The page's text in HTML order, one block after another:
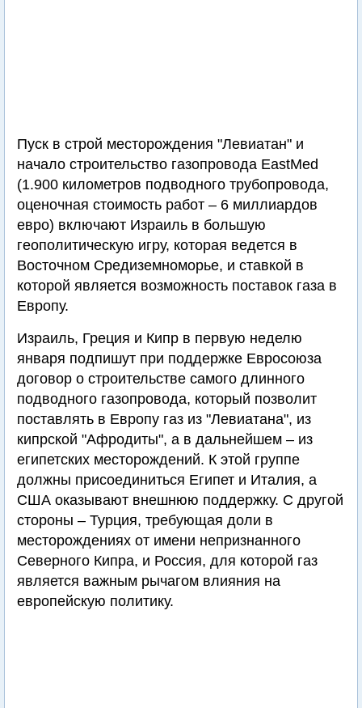
Пуск в строй месторождения "Левиатан" и
начало строительство газопровода EastMed
(1.900 километров подводного трубопровода,
оценочная стоимость работ – 6 миллиардов
евро) включают Израиль в большую
геополитическую игру, которая ведется в
Восточном Средиземноморье, и ставкой в
которой является возможность поставок газа в
Европу.
Израиль, Греция и Кипр в первую неделю
января подпишут при поддержке Евросоюза
договор о строительстве самого длинного
подводного газопровода, который позволит
поставлять в Европу газ из "Левиатана", из
кипрской "Афродиты", а в дальнейшем – из
египетских месторождений. К этой группе
должны присоединиться Египет и Италия, а
США оказывают внешнюю поддержку. С другой
стороны – Турция, требующая доли в
месторождениях от имени непризнанного
Северного Кипра, и Россия, для которой газ
является важным рычагом влияния на
европейскую политику.